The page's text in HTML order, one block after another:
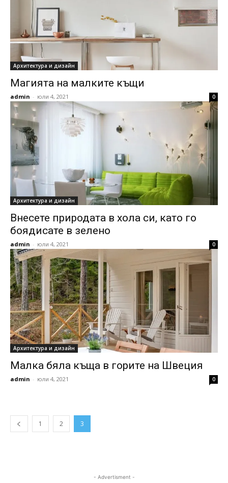
Архитектура и дизайн
Магията на малките къщи
admin - юли 4, 2021 0
Архитектура и дизайн
Внесете природата в хола си, като го
боядисате в зелено
admin - юли 4, 2021 0
Архитектура и дизайн
Малка бяла къща в горите на Швеция
admin - юли 4, 2021 0
1 2 3
- Advertisment -